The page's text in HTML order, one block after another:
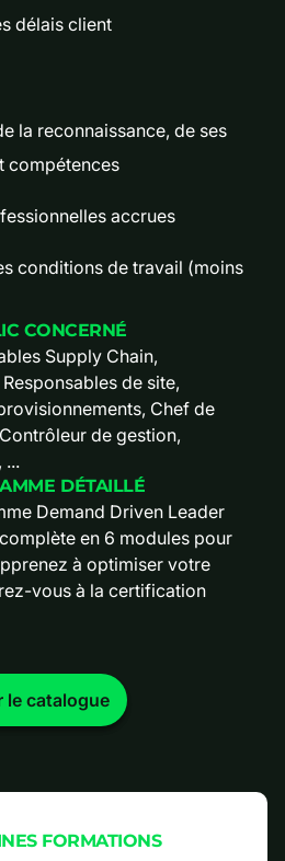
délais client
la reconnaissance, de ses
compétences
accrues
conditions de travail (moins
CONCERNÉ
Supply Chain,
de site,
Chef de
de gestion,
...
DÉTAILLÉ
Demand Driven Leader
en 6 modules pour
à optimiser votre
vous à la certification
le catalogue
FORMATIONS